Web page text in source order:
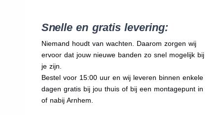
Snelle en gratis levering:
Niemand houdt van wachten. Daarom zorgen wij
ervoor dat jouw nieuwe banden zo snel mogelijk bij
je zijn.
Bestel voor 15:00 uur en wij leveren binnen enkele
dagen gratis bij jou thuis of bij een montagepunt in
of nabij Arnhem.